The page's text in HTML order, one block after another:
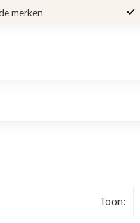
merken
Toon: